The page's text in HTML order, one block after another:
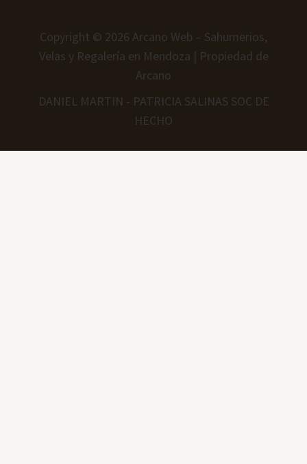
Copyright © 2026 Arcano Web – Sahumerios,
Velas y Regalería en Mendoza | Propiedad de
Arcano
DANIEL MARTIN - PATRICIA SALINAS SOC DE
HECHO